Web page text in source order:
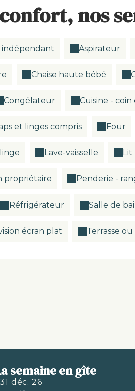
nos
indépendant Aspirateur
Chaise haute bébé
Congélateur Cuisine - coin
et linges compris Four
Lave-vaisselle
propriétaire Penderie -
Réfrigérateur Salle de
écran plat Terrasse
semaine en gîte
31 déc. 26